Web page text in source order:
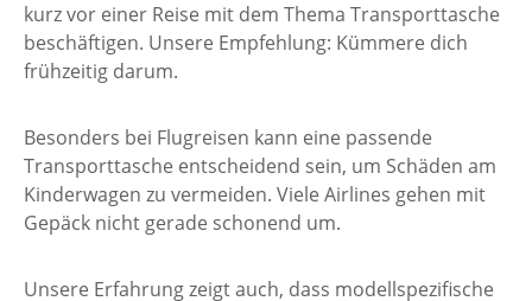
kurz vor einer Reise mit dem Thema Transporttasche
beschäftigen. Unsere Empfehlung: Kümmere dich
frühzeitig darum.
Besonders bei Flugreisen kann eine passende
Transporttasche entscheidend sein, um Schäden am
Kinderwagen zu vermeiden. Viele Airlines gehen mit
Gepäck nicht gerade schonend um.
Unsere Erfahrung zeigt auch, dass modellspezifische